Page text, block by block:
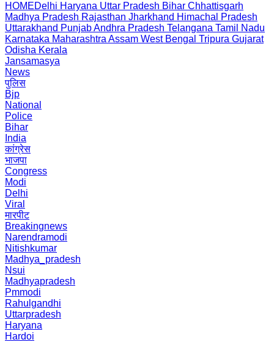
HOMEDelhi Haryana Uttar Pradesh Bihar Chhattisgarh
Madhya Pradesh Rajasthan Jharkhand Himachal Pradesh
Uttarakhand PunjabAndhra Pradesh Telangana Tamil Nadu
Karnataka Maharashtra Assam West Bengal Tripura Gujarat
Odisha Kerala
Jansamasya
News
पुलिस
Bjp
National
Police
Bihar
India
कांग्रेस
भाजपा
Congress
Modi
Delhi
Viral
मारपीट
Breakingnews
Narendramodi
Nitishkumar
Madhya_pradesh
Nsui
Madhyapradesh
Pmmodi
Rahulgandhi
Uttarpradesh
Haryana
Hardoi